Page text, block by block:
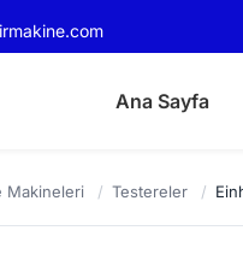
Ana Sayfa
Makineleri / Testereler /